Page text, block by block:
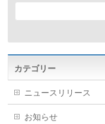
カテゴリー
ニュースリリース
お知らせ